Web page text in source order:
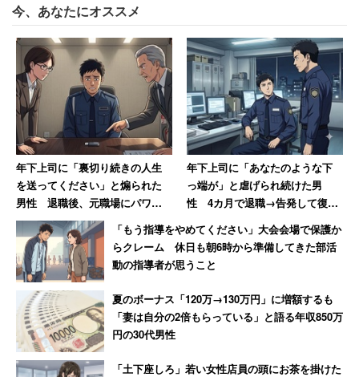
と改変。確かに本当に立派な会社は最初から未払いなどし
ない。労基法を守るのは当然である。またその後の両津と
大原部長とのやり取りも、
「違法に人件費を抑えて成した安い配送料で客を取
られた他の会社の方が悲惨でしょう!?」
「今までも正しく残業代を払うなどしてがんばって
きた会社の方が立派でしょうが」
「どうしてそんな単純な事がわからないのです
か！」
と書き換え、ヤマト運輸を褒める人々に疑問を投げかけ
た。このツイートは多くの人の共感を集め、3月6日時点で
2万回以上もRTされている。
今、あなたにオススメ
年下上司に「裏切り続きの人生
を送ってください」と煽られた
男性 退職後、元職場にパワハ
ラ証拠USBを送付した結果【後
編】
年下上司に「あなたのような下
っ端が」と虐げられ続けた男
性 4カ月で退職→告発して復讐
を果たすまで【前編】
「もう指導をやめてください」大会会場で保護か
らクレーム 休日も朝6時から準備してきた部活
動の指導者が思うこと
夏のボーナス「120万→130万円」に増額するも
「妻は自分の2倍もらっている」と語る年収850万
円の30代男性
「土下座しろ」若い女性店員の頭にお茶を掛けた